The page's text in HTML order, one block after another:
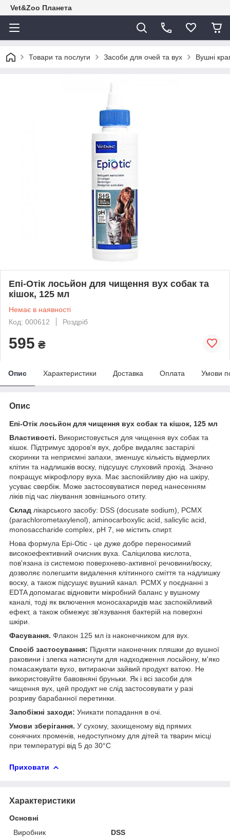
Vet&Zoo Планета
Товари та послуги Засоби для очей та вух Вушні
Епі-Отік лосьйон для чищення вух собак та
кішок, 125 мл
Немає в наявності
Код: 000612
Роздріб
595 ₴
Опис Характеристики Доставка Оплата Умови
Опис
Епі-Отік лосьйон для чищення вух собак та кішок, 125 мл
Властивості. Використовується для чищення вух собак та
кішок. Підтримує здоров'я вух, добре видаляє застарілі
скоринки та неприємні запахи, зменшує кількість відмерлих
клітин та надлишків воску, підсушує слуховий прохід. Значно
покращує мікрофлору вуха. Має заспокійливу дію на шкіру,
усуває свербіж. Може застосовуватися перед нанесенням
ліків під час лікування зовнішнього отиту.
Склад лікарського засобу: DSS (docusate sodium), PCMX
(parachlorometaxylenol), aminocarboxylic acid, salicylic acid,
monosaccharide complex, рН 7, не містить спирт.
Нова формула Epi-Оtic - це дуже добре переносимий
високоефективний очисник вуха. Саліцилова кислота,
пов'язана із системою поверхнево-активної речовини/воску,
дозволяє полегшити видалення клітинного сміття та надлишку
воску, а також підсушує вушний канал. PCMX у поєднанні з
EDTA допомагає відновити мікробний баланс у вушному
каналі, тоді як включення моносахаридів має заспокійливий
ефект, а також обмежує зв'язування бактерій на поверхні
шкіри.
Фасування. Флакон 125 мл із наконечником для вух.
Спосіб застосування: Підняти наконечник пляшки до вушної
раковини і злегка натиснути для надходження лосьйону, м'яко
помасажувати вухо, витираючи зайвий продукт ватою. Не
використовуйте бавовняні бруньки. Як і всі засоби для
чищення вух, цей продукт не слід застосовувати у разі
розриву барабанної перетинки.
Запобіжні заходи: Уникати попадання в очі.
Умови зберігання. У сухому, захищеному від прямих
сонячних променів, недоступному для дітей та тварин місці
при температурі від 5 до 30°С
Приховати
Характеристики
Основні
Виробник
DSS